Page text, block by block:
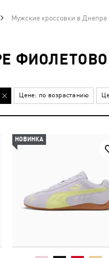
Мужские кроссовки в Днепре
Цене: по возрастанию
НОВИНКА